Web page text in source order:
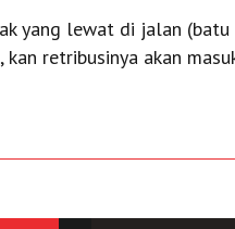
yang lewat di jalan (batu
retribusinya akan